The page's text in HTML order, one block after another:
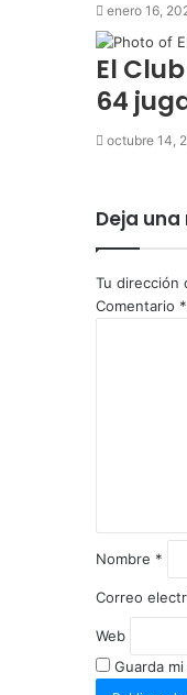
enero 16,
El
64
octubre 14,
Deja
Tu dirección
Comentario *
Nombre *
Correo
Web
Guarda